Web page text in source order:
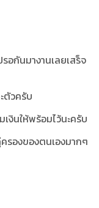
อกันมางานเลยเสร็จ
ตัวครับ
งินให้พร้อมไว้นะครับ
รองของตนเองมากๆ